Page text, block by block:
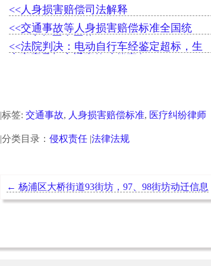
<<人身损害赔偿司法解释
<<交通事故等人身损害赔偿标准全国统
一，实行同命同价
<<法院判决：电动自行车经鉴定超标，生
|标签: 交通事故, 人身损害赔偿标准, 医疗纠纷律师
|分类目录： 侵权责任|法律法规
← 杨浦区大桥街道93街坊，97、98街坊动迁信息